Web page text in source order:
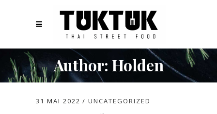
Author: Holden
31 MAI 2022 UNCATEGORIZED